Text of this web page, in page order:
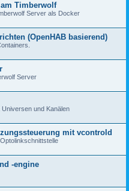
Timberwolf
Server als Docker
(OpenHAB basierend)
Server
und Kanälen
mit vcontrold
-engine